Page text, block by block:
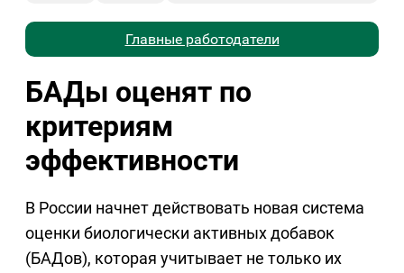
Главные работодатели
БАДы оценят по
критериям
эффективности
В России начнет действовать новая система
оценки биологически активных добавок
(БАДов), которая учитывает не только их